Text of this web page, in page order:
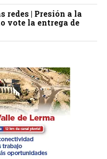
redes | Presión a la
vote la entrega de